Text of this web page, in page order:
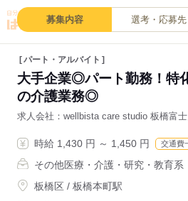
募集内容 選考・応募先
パート・アルバイト
大手企業◎パート勤務！特
の介護業務◎
求人会社 wellbista care studio 板橋富
時給 1,430 円 ～ 1,450 円 交通費
その他医療・介護・研究・教育系
板橋区 / 板橋本町駅